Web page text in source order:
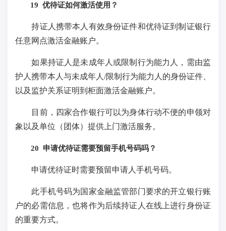
19 优待证如何激活使用？
持证人携带本人有效身份证件和优待证到制证银行
任意网点激活金融账户。
如果持证人是未成年人或限制行为能力人，需由监
护人携带本人与未成年人/限制行为能力人的身份证件、
以及监护关系证明到柜面激活金融账户。
目前，四家合作银行可以为身体行动不便的申领对
象以及单位（团体）提供上门激活服务。
20 申请优待证需要预留手机号码吗？
申请优待证时需要预留申请人手机号码。
此手机号码为国家金融监管部门要求的开立银行账
户的必需信息，也将作为后续持证人在线上进行身份证
的重要方式。